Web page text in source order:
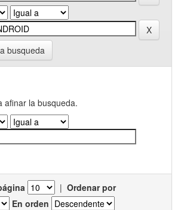
busqueda
afinar la busqueda.
| Ordenar por
En orden